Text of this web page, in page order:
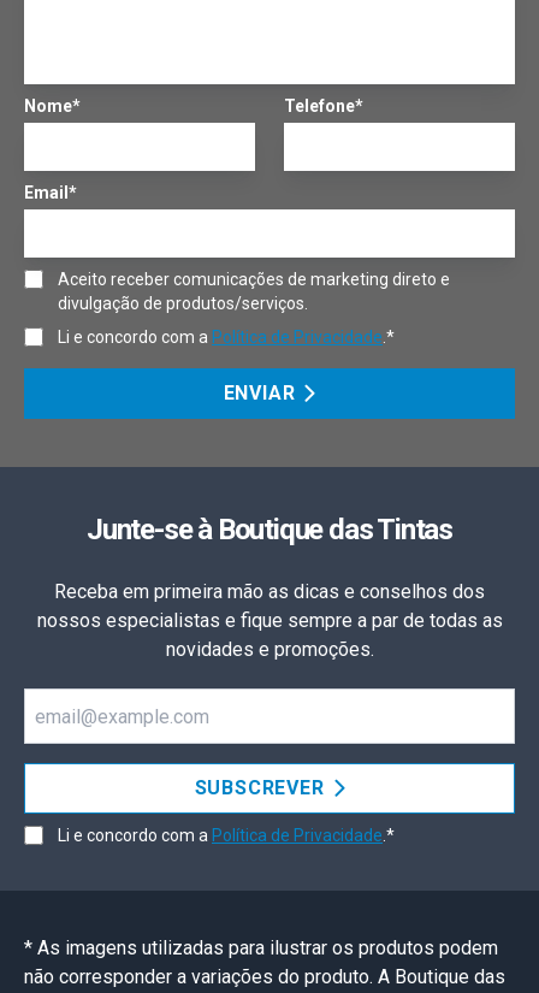
Nome* Telefone*
Email*
Aceito receber comunicações de marketing direto e
divulgação de produtos/serviços.
Li e concordo com a Política de Privacidade .*
ENVIAR
Junte-se à Boutique das Tintas
Receba em primeira mão as dicas e conselhos dos
nossos especialistas e fique sempre a par de todas as
novidades e promoções.
SUBSCREVER
Li e concordo com a Política de Privacidade .*
* As imagens utilizadas para ilustrar os produtos podem
não corresponder a variações do produto. A Boutique das